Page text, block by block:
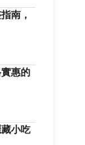
南，
惠的
小吃